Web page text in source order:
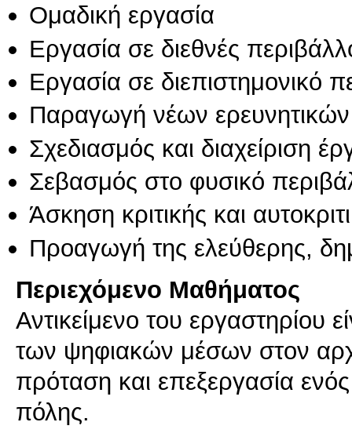
Ομαδική εργασία
Εργασία σε διεθνές
Εργασία σε διεπιστημονικό
Παραγωγή νέων
Σχεδιασμός και διαχείριση
Σεβασμός στο φυσικό
Άσκηση κριτικής και
Προαγωγή της ελεύθερης,
Περιεχόμενο Μαθήματος
Αντικείμενο του εργαστηρίου
των ψηφιακών μέσων στον
πρόταση και επεξεργασία ενός
πόλης.